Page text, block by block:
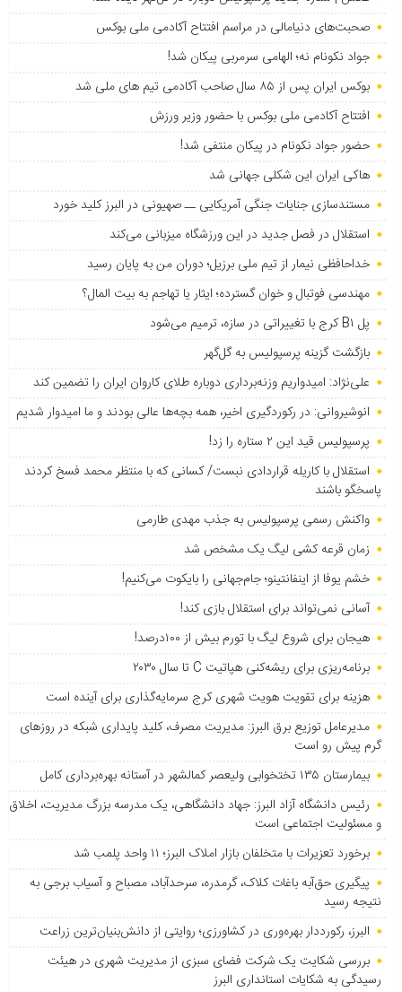
صحبت‌های دنیامالی در مراسم افتتاح آکادمی ملی بوکس
جواد نکونام نه؛ الهامی سرمربی پیکان شد!
بوکس ایران پس از ۸۵ سال صاحب آکادمی تیم های ملی شد
افتتاح آکادمی ملی بوکس با حضور وزیر ورزش
حضور جواد نکونام در پیکان منتفی شد!
هاکی ایران این شکلی جهانی شد
مستندسازی جنایات جنگی آمریکایی ــ صهیونی در البرز کلید خورد
استقلال در فصل جدید در این ورزشگاه میزبانی می‌کند
خداحافظی نیمار از تیم ملی برزیل؛ دوران من به پایان رسید
مهندسی فوتبال و خوان گسترده؛ ایثار یا تهاجم به بیت المال؟
پل B۱ کرج با تغییراتی در سازه، ترمیم می‌شود
بازگشت گزینه پرسپولیس به ‌گل‌گهر
علی‌نژاد: امیدواریم وزنه‌برداری دوباره طلای کاروان ایران را تضمین کند
انوشیروانی: در رکوردگیری اخیر، همه بچه‌ها عالی بودند و ما امیدوار شدیم
پرسپولیس قید این ۲ ستاره را زد!
استقلال با کاریله قراردادی نبست/ کسانی که با منتظر محمد فسخ کردند
پاسخگو باشند
واکنش رسمی پرسپولیس به جذب مهدی طارمی
زمان قرعه کشی لیگ یک مشخص شد
خشم یوفا از اینفانتینو؛ جام‌جهانی را بایکوت می‌کنیم!
آسانی نمی‌تواند برای استقلال بازی کند!
هیجان برای شروع لیگ با تورم بیش از ۱۰۰درصد!
برنامه‌ریزی برای ریشه‌کنی هپاتیت C تا سال ۲۰۳۰
هزینه برای تقویت هویت شهری کرج سرمایه‌گذاری برای آینده است
مدیرعامل توزیع برق البرز: مدیریت مصرف، کلید پایداری شبکه در روزهای
گرم پیش رو است
بیمارستان ۱۳۵ تختخوابی ولیعصر کمالشهر در آستانه بهره‌برداری کامل
رئیس دانشگاه آزاد البرز: جهاد دانشگاهی، یک مدرسه بزرگ مدیریت، اخلاق
و مسئولیت اجتماعی است
برخورد تعزیرات با متخلفان بازار املاک البرز؛ ۱۱ واحد پلمب شد
پیگیری حق‌آبه باغات کلاک، گرمدره، سرحدآباد، مصباح و آسیاب برجی به
نتیجه رسید
البرز، رکورددار بهره‌وری در کشاورزی؛ روایتی از دانش‌بنیان‌ترین زراعت
بررسی شکایت یک شرکت فضای سبزی از مدیریت شهری در هیئت
رسیدگی به شکایات استانداری البرز